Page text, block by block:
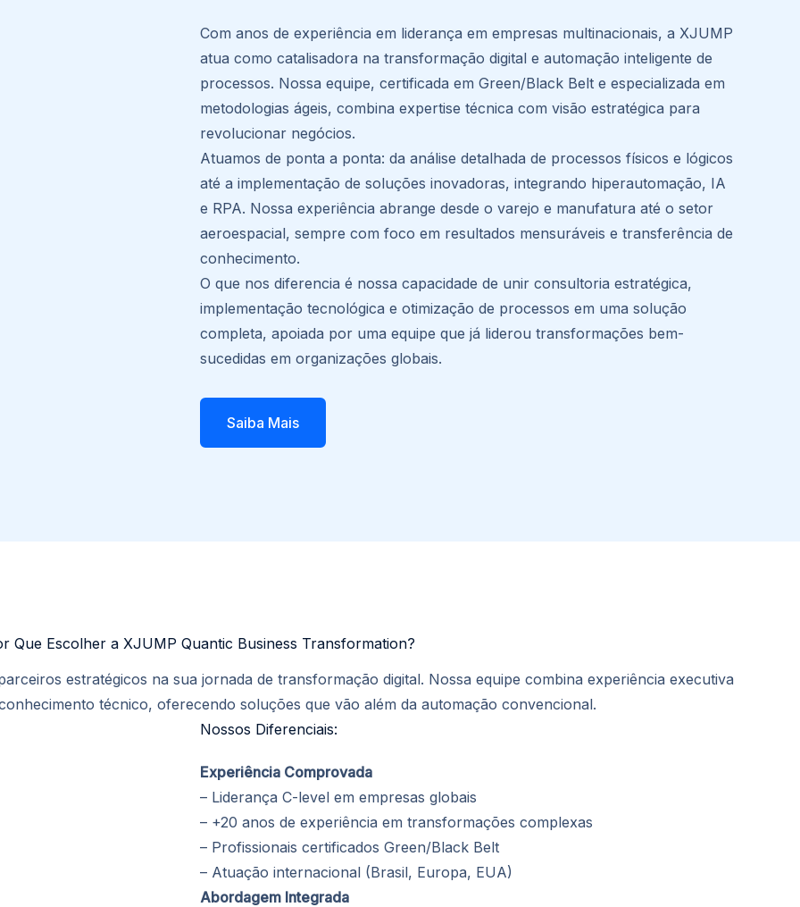
Com anos de experiência em liderança em empresas multinacionais, a XJUMP
atua como catalisadora na transformação digital e automação inteligente de
processos. Nossa equipe, certificada em Green/Black Belt e especializada em
metodologias ágeis, combina expertise técnica com visão estratégica para
revolucionar negócios.
Atuamos de ponta a ponta: da análise detalhada de processos físicos e lógicos
até a implementação de soluções inovadoras, integrando hiperautomação, IA
e RPA. Nossa experiência abrange desde o varejo e manufatura até o setor
aeroespacial, sempre com foco em resultados mensuráveis e transferência de
conhecimento.
O que nos diferencia é nossa capacidade de unir consultoria estratégica,
implementação tecnológica e otimização de processos em uma solução
completa, apoiada por uma equipe que já liderou transformações bem-
sucedidas em organizações globais.
Saiba Mais
Que Escolher a XJUMP Quantic Business Transformation?
estratégicos na sua jornada de transformação digital. Nossa equipe combina experiência executiva
técnico, oferecendo soluções que vão além da automação convencional.
Nossos Diferenciais:
Experiência Comprovada
– Liderança C-level em empresas globais
– +20 anos de experiência em transformações complexas
– Profissionais certificados Green/Black Belt
– Atuação internacional (Brasil, Europa, EUA)
Abordagem Integrada